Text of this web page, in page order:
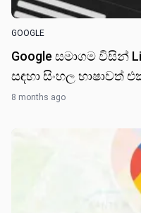
GOOGLE
Google සමාගම විසින්
සඳහා සිංහල භාෂාවත්
8 months ago